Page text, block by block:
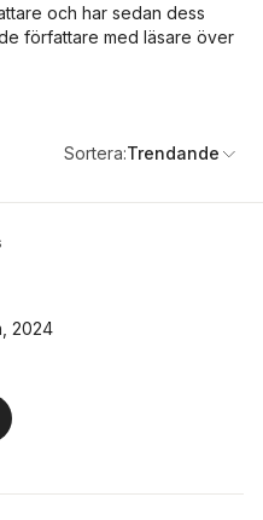
och har sedan dess
författare med läsare över
Sortera:Trendande
2024
Totalt antal röster: